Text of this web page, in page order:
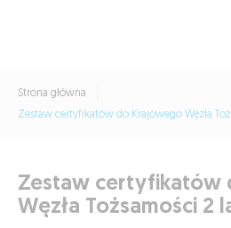
Strona główna
Zestaw certyfikatów do Krajowego Węzła
Zestaw certyfikatów
Węzła Tożsamości 2